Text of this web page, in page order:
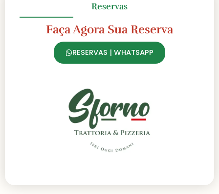
Reservas
Faça Agora Sua Reserva
RESERVAS | WHATSAPP